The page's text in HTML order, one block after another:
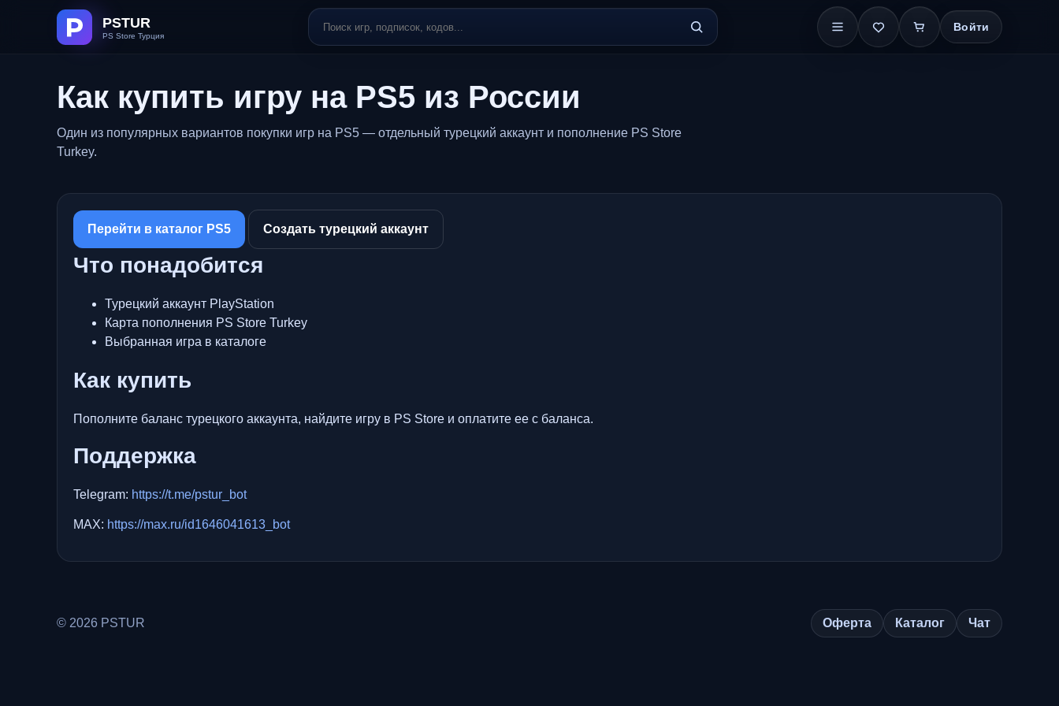
Войти
Как купить игру на PS5 из России
Один из популярных вариантов покупки игр на PS5 — отдельный турецкий аккаунт и пополнение PS Store
Turkey.
Перейти в каталог PS5 Создать турецкий аккаунт
Что понадобится
Турецкий аккаунт PlayStation
Карта пополнения PS Store Turkey
Выбранная игра в каталоге
Как купить
Пополните баланс турецкого аккаунта, найдите игру в PS Store и оплатите ее с баланса.
Поддержка
Telegram: https://t.me/pstur_bot
MAX: https://max.ru/id1646041613_bot
© 2026 PSTUR Оферта Каталог Чат